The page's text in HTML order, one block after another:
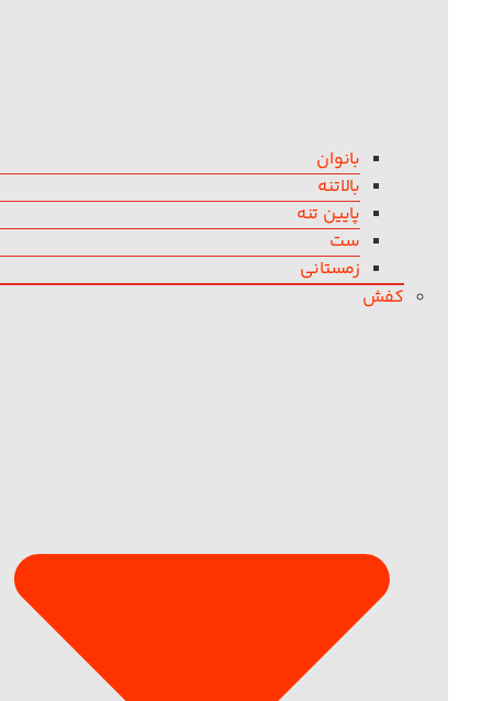
بانوان
بالاتنه
پایین تنه
ست
زمستانی
کفش